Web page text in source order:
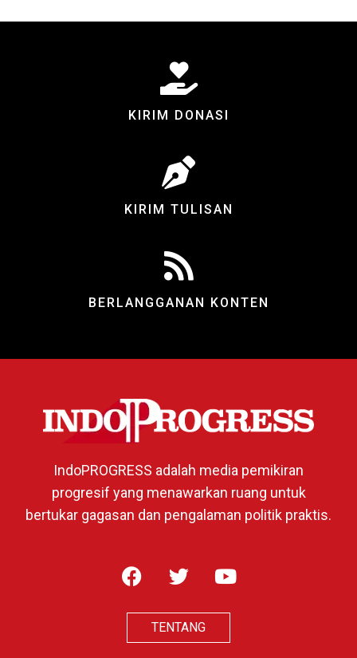
KIRIM DONASI
KIRIM TULISAN
BERLANGGANAN KONTEN
IndoPROGRESS adalah media pemikiran
progresif yang menawarkan ruang untuk
bertukar gagasan dan pengalaman politik praktis.
TENTANG